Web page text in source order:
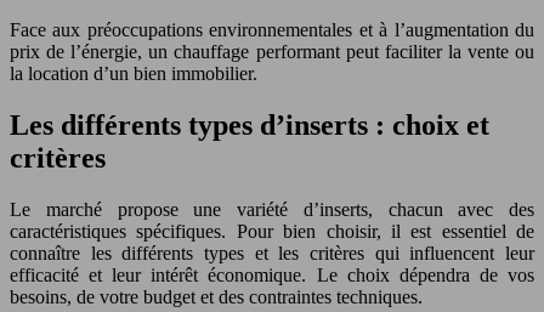
Face aux préoccupations environnementales et à l’augmentation du
prix de l’énergie, un chauffage performant peut faciliter la vente ou
la location d’un bien immobilier.
Les différents types d’inserts : choix et
critères
Le marché propose une variété d’inserts, chacun avec des
caractéristiques spécifiques. Pour bien choisir, il est essentiel de
connaître les différents types et les critères qui influencent leur
efficacité et leur intérêt économique. Le choix dépendra de vos
besoins, de votre budget et des contraintes techniques.